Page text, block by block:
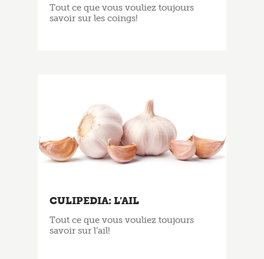
Tout ce que vous vouliez toujours
savoir sur les coings!
CULIPEDIA: L’AIL
Tout ce que vous vouliez toujours
savoir sur l’ail!